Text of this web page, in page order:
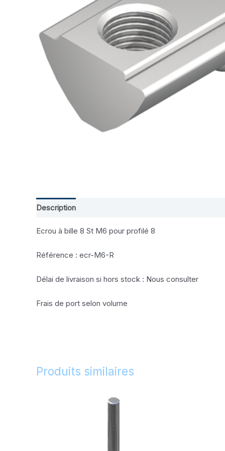
Description
Ecrou à bille 8 St M6 pour profilé 8
Référence : ecr-M6-R
Délai de livraison si hors stock : Nous consulter
Frais de port selon volume
Produits similaires